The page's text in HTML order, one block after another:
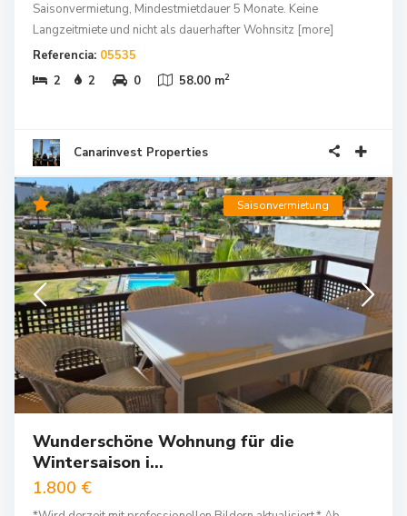
Saisonvermietung, Mindestmietdauer 5 Monate. Keine
Langzeitmiete und nicht als dauerhafter Wohnsitz [more]
Referencia: 05535
2
2 0 58.00 m2
Canarinvest Properties
Saisonvermietung
Wunderschöne Wohnung für die
Wintersaison i...
1.800 €